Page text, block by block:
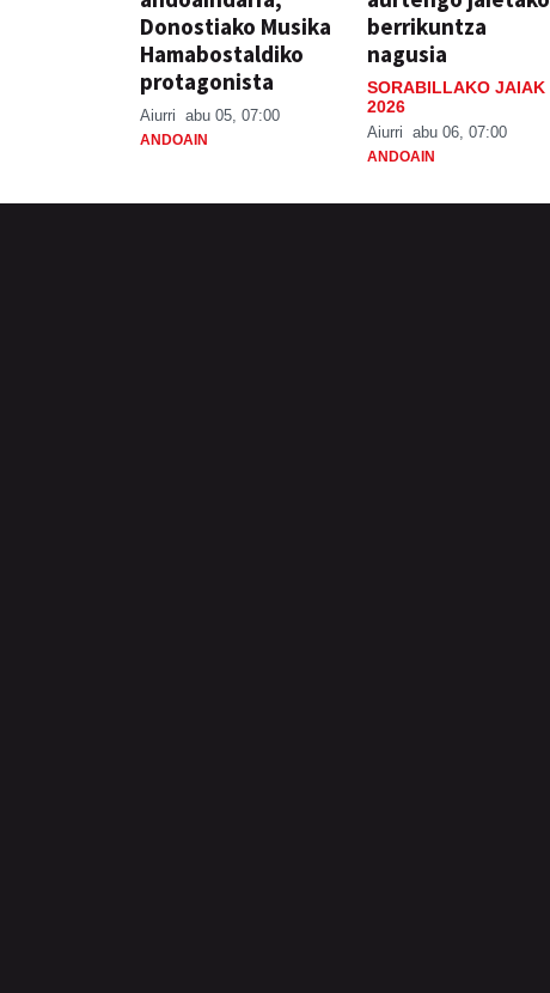
Donostiako Musika
Hamabostaldiko
protagonista
Aiurri abu 05, 07:00
ANDOAIN
berrikuntza
nagusia
SORABILLAKO JAIAK
2026
Aiurri abu 06, 07:00
ANDOAIN